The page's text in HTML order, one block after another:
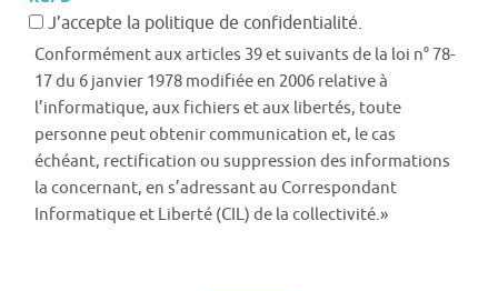
J’accepte la politique de confidentialité.
Conformément aux articles 39 et suivants de la loi n° 78-
17 du 6 janvier 1978 modifiée en 2006 relative à
l’informatique, aux fichiers et aux libertés, toute
personne peut obtenir communication et, le cas
échéant, rectification ou suppression des informations
la concernant, en s’adressant au Correspondant
Informatique et Liberté (CIL) de la collectivité.»